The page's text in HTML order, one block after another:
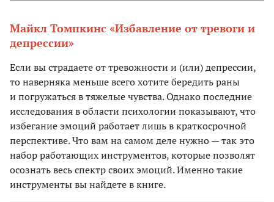
Майкл Томпкинс «Избавление от тревоги и
депрессии»
Если вы страдаете от тревожности и (или) депрессии,
то наверняка меньше всего хотите бередить раны
и погружаться в тяжелые чувства. Однако последние
исследования в области психологии показывают, что
избегание эмоций работает лишь в краткосрочной
перспективе. Что вам на самом деле нужно — так это
набор работающих инструментов, которые позволят
осознать весь спектр своих эмоций. Именно такие
инструменты вы найдете в книге.